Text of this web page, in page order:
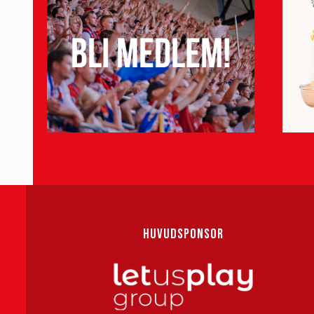
HUVUDSPONSOR